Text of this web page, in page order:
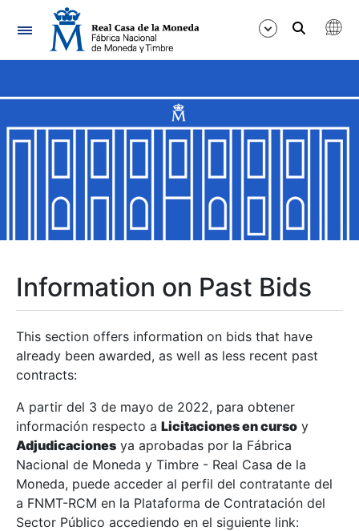
Navigation
Show/Hide
Show/Hide
Show/Hide
Show/Hide
Show/Hide
Information on Past Bids
This section offers information on bids that have
already been awarded, as well as less recent past
contracts:
A partir del 3 de mayo de 2022, para obtener
información respecto a Licitaciones en curso y
Adjudicaciones ya aprobadas por la Fábrica
Nacional de Moneda y Timbre - Real Casa de la
Moneda, puede acceder al perfil del contratante del
a FNMT-RCM en la Plataforma de Contratación del
Sector Público accediendo en el siguiente link: